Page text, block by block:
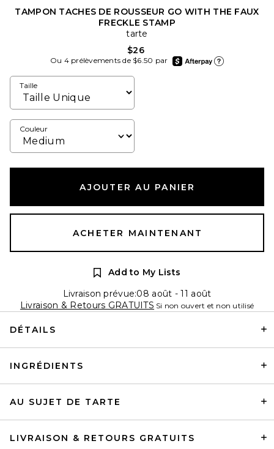
TAMPON TACHES DE ROUSSEUR GO WITH THE FAUX
FRECKLE STAMP
tarte
$26
Ou 4 prélèvements de $6.50 par
afterpay
Taille
Couleur
AJOUTER AU PANIER
ACHETER MAINTENANT
Add to My Lists
Livraison prévue:08 août - 11 août
Livraison & Retours GRATUITS Si non ouvert et non utilisé
DÉTAILS
INGRÉDIENTS
AU SUJET DE TARTE
LIVRAISON & RETOURS GRATUITS